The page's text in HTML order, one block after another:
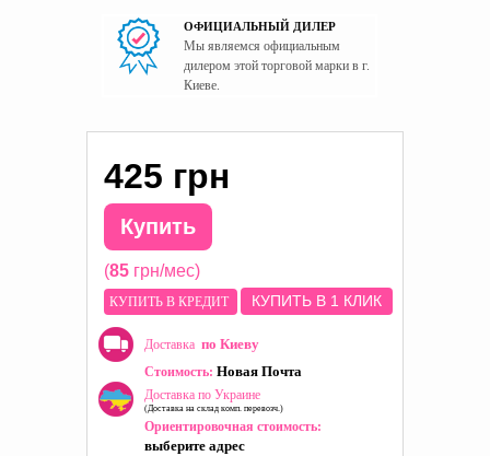
ОФИЦИАЛЬНЫЙ ДИЛЕР
Мы являемся официальным
дилером этой торговой марки в г.
Киеве.
425 грн
Купить
(85 грн/мес)
КУПИТЬ В КРЕДИТ КУПИТЬ В 1 КЛИК
Доставка по Киеву
Стоимость: Новая Почта
Доставка по Украине
(Доставка на склад комп. перевозч.)
Ориентировочная стоимость:
выберите адрес